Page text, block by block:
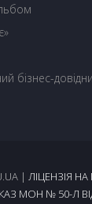
бізнес-
| ЛІЦЕНЗІЯ
МОН № 50-Л